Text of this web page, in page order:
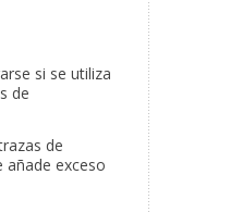
si se utiliza
de
de
añade exceso